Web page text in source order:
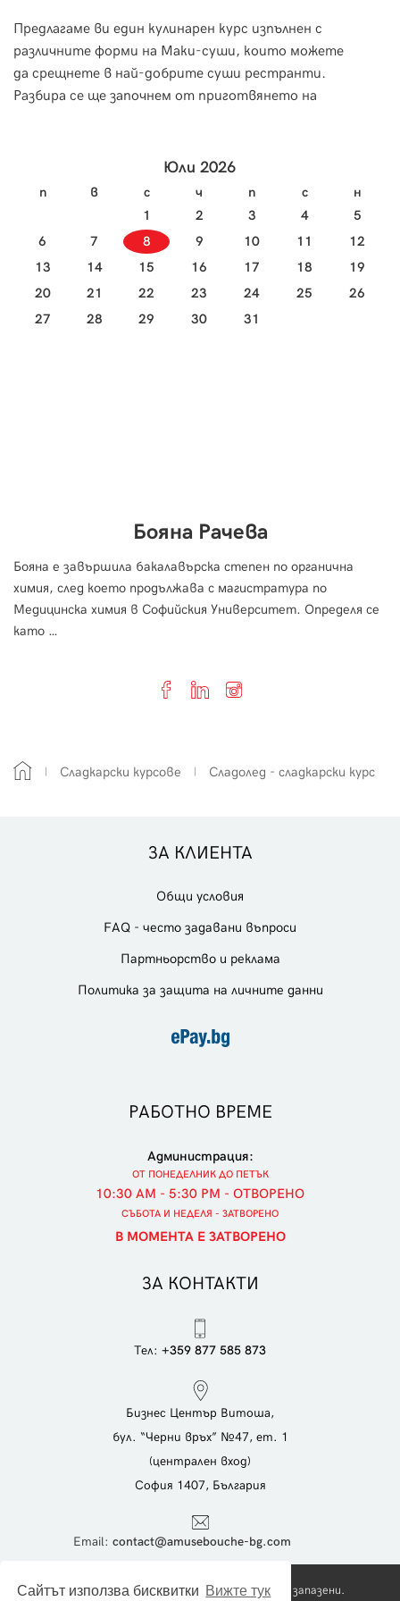
Сайтът използва бисквитки Вижте тук
Предлагаме ви един кулинарен курс изпълнен с
различните форми на Маки-суши, които можете
да срещнете в най-добрите суши рестранти.
Разбира се ще започнем от приготвянето на
Юли 2026
п в с ч п с
н
1
2 3 4
5
6
7 8 9 10 11
12
13
14 15 16 17 18
19
20
21 22 23 24 25
26
27
28 29 30 31
Бояна Рачева
Бояна е завършила бакалавърска степен по органична
химия, след което продължава с магистратура по
Медицинска химия в Софийския Университет. Определя се
като …
Сладкарски курсове Сладолед - сладкарски курс
ЗА КЛИЕНТА
Общи условия
FAQ - често задавани въпроси
Партньорство и реклама
Политика за защита на личните данни
РАБОТНО ВРЕМЕ
Администрация:
ОТ ПОНЕДЕЛНИК ДО ПЕТЪК
10:30 AM - 5:30 PM - ОТВОРЕНО
СЪБОТА И НЕДЕЛЯ - ЗАТВОРЕНО
В МОМЕНТА Е ЗАТВОРЕНО
ЗА КОНТАКТИ
Тел: +359 877 585 873
Бизнес Център Витоша,
бул. “Черни връх” №47, ет. 1
(централен вход)
София 1407, България
Еmail: contact@amusebouche-bg.com
Copyright © 2026 Foodies Ltd. Всички права запазени.